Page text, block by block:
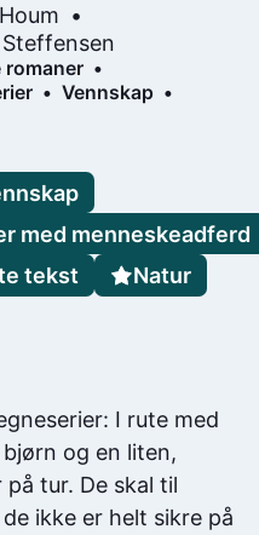
romaner
Vennskap
I rute med
og en liten,
tur. De skal til
ikke er helt sikre på
med menneskeadferd
tekst
Natur